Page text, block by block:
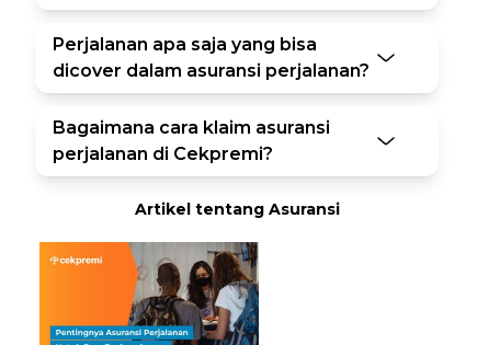
Perjalanan apa saja yang bisa
dicover dalam asuransi perjalanan?
Bagaimana cara klaim asuransi
perjalanan di Cekpremi?
Artikel tentang Asuransi